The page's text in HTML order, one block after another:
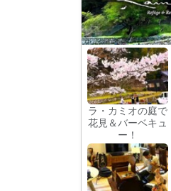
ラ・カミオの庭で
花見＆バーベキュ
ー！